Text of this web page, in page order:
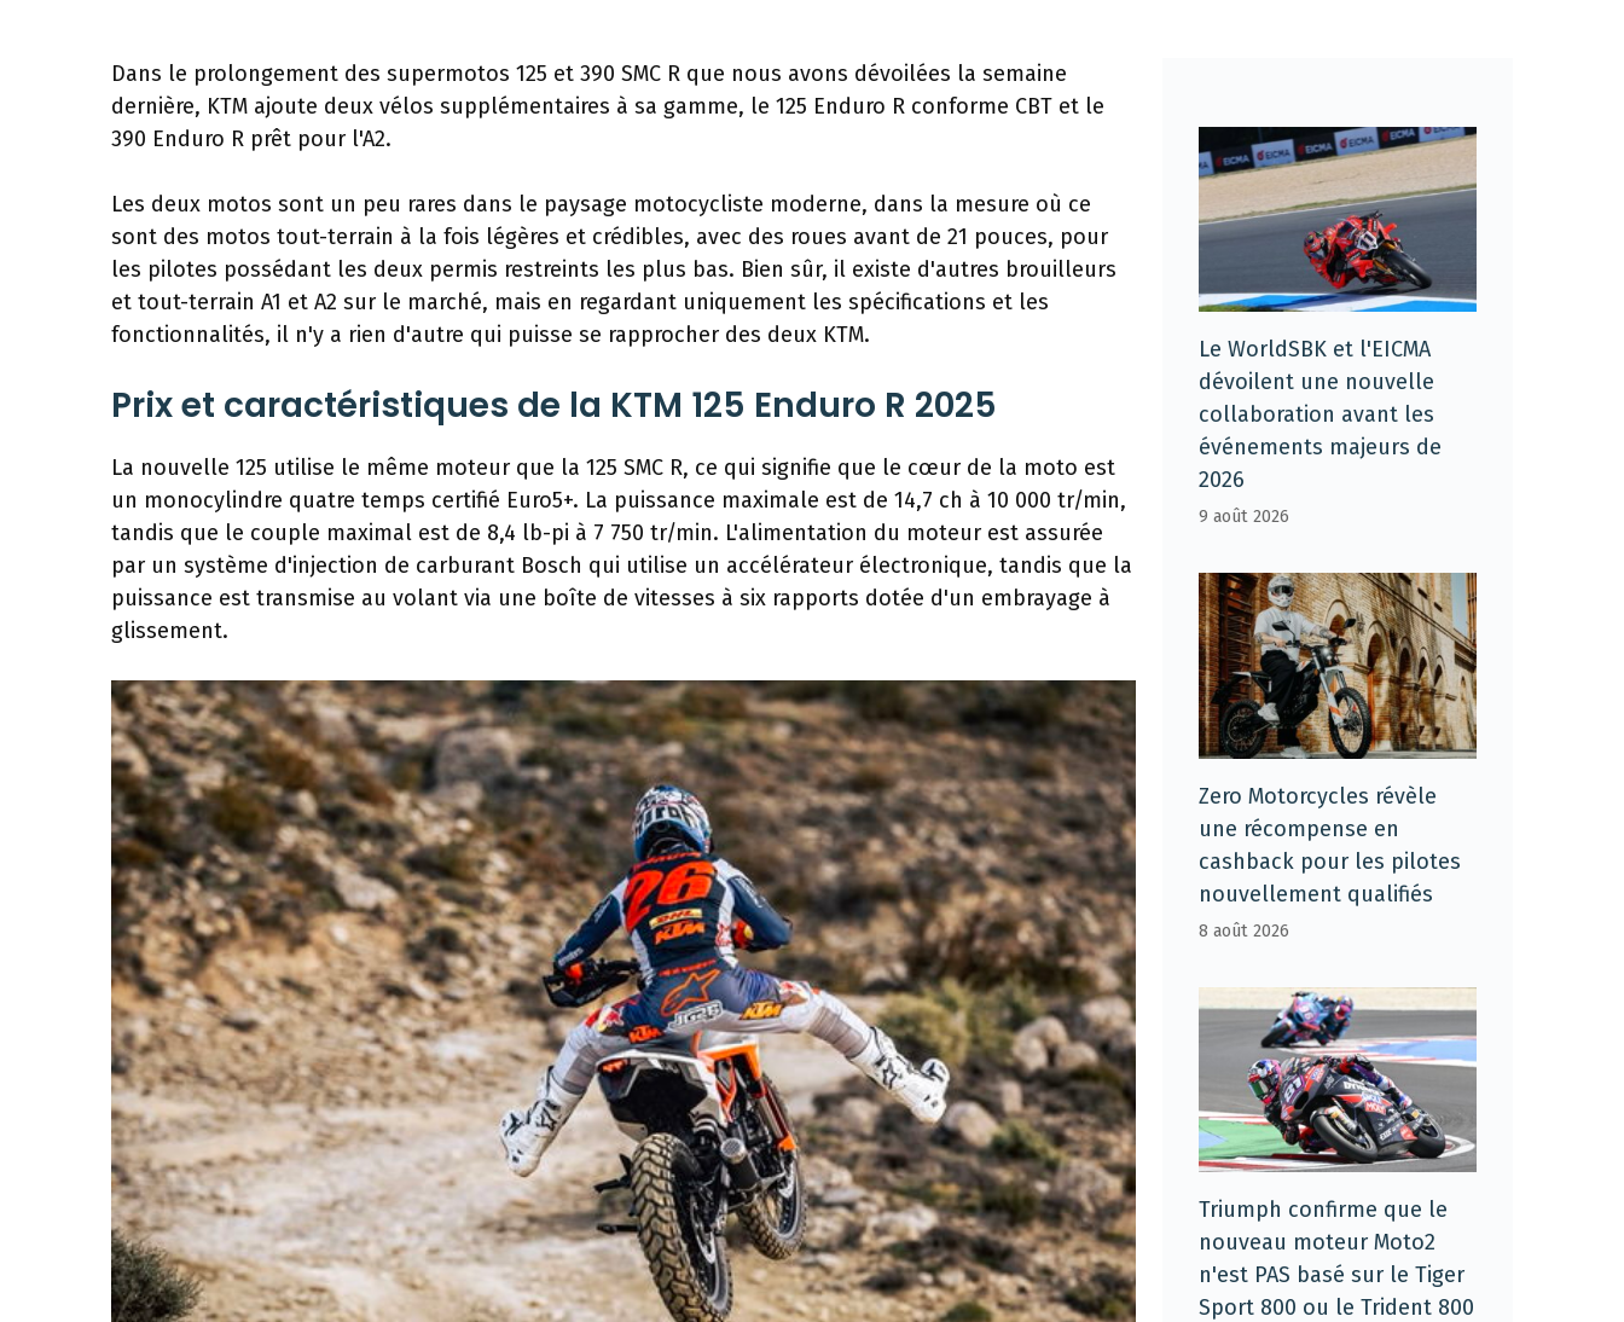
Dans le prolongement des supermotos 125 et 390 SMC R que nous avons dévoilées la semaine
dernière, KTM ajoute deux vélos supplémentaires à sa gamme, le 125 Enduro R conforme CBT et le
390 Enduro R prêt pour l'A2.
Les deux motos sont un peu rares dans le paysage motocycliste moderne, dans la mesure où ce
sont des motos tout-terrain à la fois légères et crédibles, avec des roues avant de 21 pouces, pour
les pilotes possédant les deux permis restreints les plus bas. Bien sûr, il existe d'autres brouilleurs
et tout-terrain A1 et A2 sur le marché, mais en regardant uniquement les spécifications et les
fonctionnalités, il n'y a rien d'autre qui puisse se rapprocher des deux KTM.
Prix ​​et caractéristiques de la KTM 125 Enduro R 2025
La nouvelle 125 utilise le même moteur que la 125 SMC R, ce qui signifie que le cœur de la moto est
un monocylindre quatre temps certifié Euro5+. La puissance maximale est de 14,7 ch à 10 000 tr/min,
tandis que le couple maximal est de 8,4 lb-pi à 7 750 tr/min. L'alimentation du moteur est assurée
par un système d'injection de carburant Bosch qui utilise un accélérateur électronique, tandis que la
puissance est transmise au volant via une boîte de vitesses à six rapports dotée d'un embrayage à
glissement.
Le WorldSBK et l'EICMA
dévoilent une nouvelle
collaboration avant les
événements majeurs de
2026
9 août 2026
Zero Motorcycles révèle
une récompense en
cashback pour les pilotes
nouvellement qualifiés
8 août 2026
Triumph confirme que le
nouveau moteur Moto2
n'est PAS basé sur le Tiger
Sport 800 ou le Trident 800